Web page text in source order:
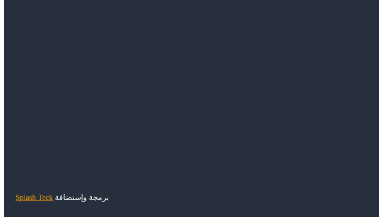
برمجة وإستضافة Splash Teck